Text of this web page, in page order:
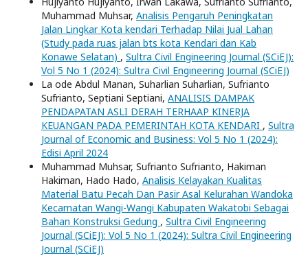
Muhammad Muhsar, Analisis Pengaruh Peningkatan
Jalan Lingkar Kota kendari Terhadap Nilai Jual Lahan
(Study pada ruas jalan bts kota Kendari dan Kab
Konawe Selatan) , Sultra Civil Engineering Journal (SCiEJ):
Vol 5 No 1 (2024): Sultra Civil Engineering Journal (SCiEJ)
La ode Abdul Manan, Suharlian Suharlian, Sufrianto
Sufrianto, Septiani Septiani, ANALISIS DAMPAK
PENDAPATAN ASLI DERAH TERHAAP KINERJA
KEUANGAN PADA PEMERINTAH KOTA KENDARI , Sultra
Journal of Economic and Business: Vol 5 No 1 (2024):
Edisi April 2024
Muhammad Muhsar, Sufrianto Sufrianto, Hakiman
Hakiman, Hado Hado, Analisis Kelayakan Kualitas
Material Batu Pecah Dan Pasir Asal Kelurahan Wandoka
Kecamatan Wangi-Wangi Kabupaten Wakatobi Sebagai
Bahan Konstruksi Gedung , Sultra Civil Engineering
Journal (SCiEJ): Vol 5 No 1 (2024): Sultra Civil Engineering
Journal (SCiEJ)